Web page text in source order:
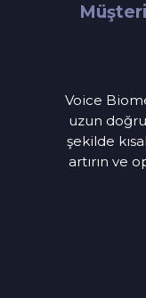
Voice
uzun
şekilde
artırın ve